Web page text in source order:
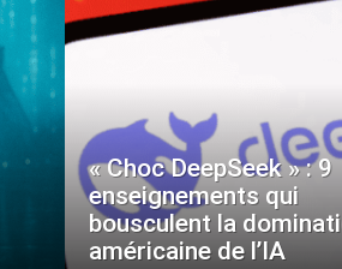
« Choc DeepSeek » : 9
enseignements qui
bousculent la
américaine de l’IA